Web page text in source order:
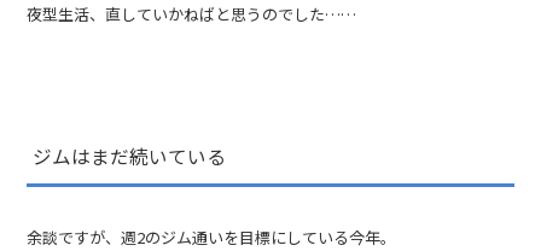
夜型生活、直していかねばと思うのでした……
ジムはまだ続いている
余談ですが、週2のジム通いを目標にしている今年。